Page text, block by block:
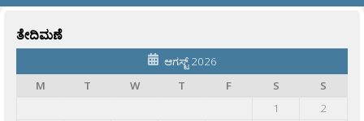
ತೇದಿಮಣೆ
ಆಗಸ್ಟ್ 2026
M
T W T F S
S
1
2